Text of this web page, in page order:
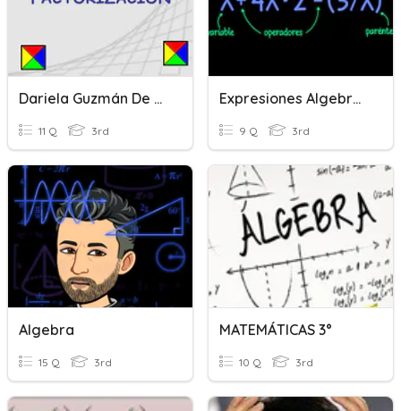
Dariela Guzmán De La Cruz
11 Q 3rd
Expresiones Algebraicas
9 Q 3rd
Algebra
15 Q 3rd
MATEMÁTICAS 3°
10 Q 3rd